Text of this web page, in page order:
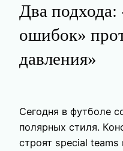
Два
ошибок»
давления»
Сегодня в футболе
полярных стиля.
строят special teams